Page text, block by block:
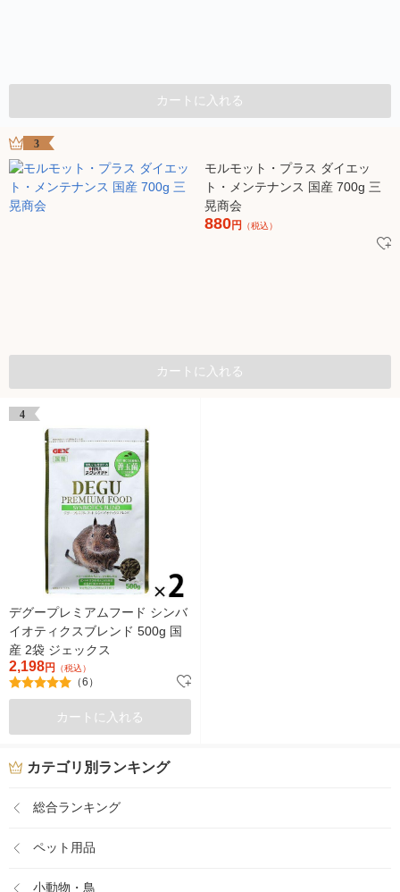
カートに入れる
3
モルモット・プラス ダイエッ
ト・メンテナンス 国産 700g 三
晃商会
880円 （税込）
カートに入れる
4
デグープレミアムフード シンバ
イオティクスブレンド 500g 国
産 2袋 ジェックス
2,198円 （税込）
（6）
カートに入れる
カテゴリ別ランキング
総合ランキング
ペット用品
小動物・鳥